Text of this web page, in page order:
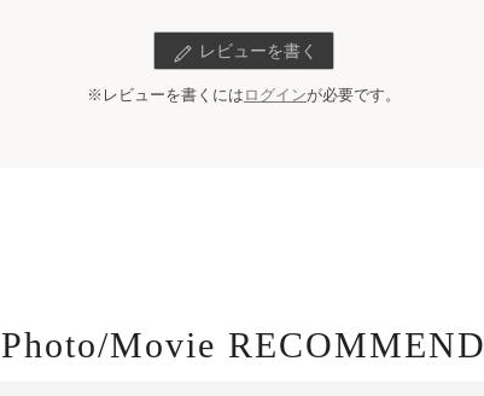
レビューを書く
※レビューを書くには ログインが必要です。
Photo/Movie RECOMMEND